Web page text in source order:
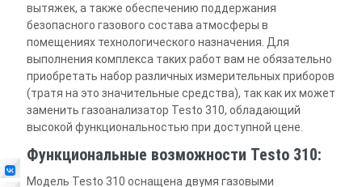
вытяжек, а также обеспечению поддержания
безопасного газового состава атмосферы в
помещениях технологического назначения. Для
выполнения комплекса таких работ вам не обязательно
приобретать набор различных измерительных приборов
(тратя на это значительные средства), так как их может
заменить газоанализатор Testo 310, обладающий
высокой функциональностью при доступной цене.
Функциональные возможности Testo 310:
Модель Testo 310 оснащена двумя газовыми